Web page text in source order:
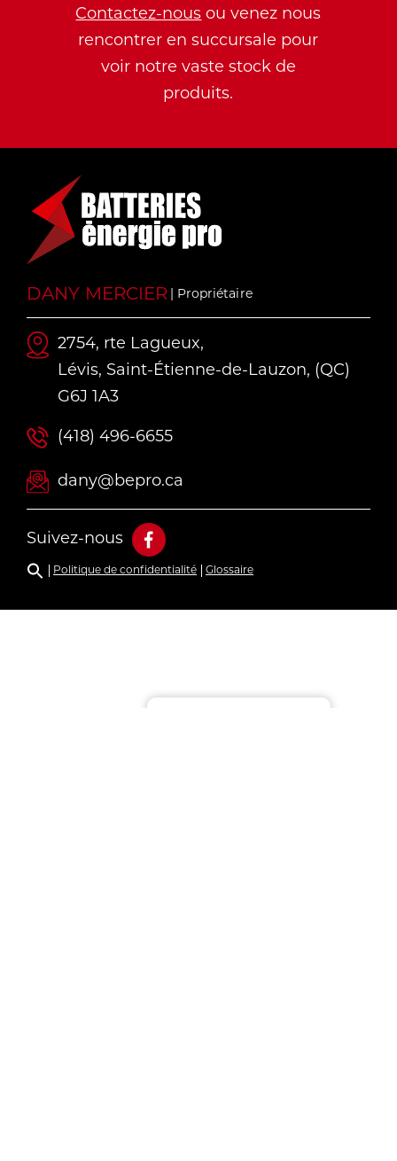
Contactez-nous ou venez nous
rencontrer en succursale pour
voir notre vaste stock de
produits.
DANY MERCIER | Propriétaire
2754, rte Lagueux,
Lévis, Saint-Étienne-de-Lauzon, (QC)
G6J 1A3
(418) 496-6655
dany@bepro.ca
Suivez-nous
Politique de confidentialité Glossaire